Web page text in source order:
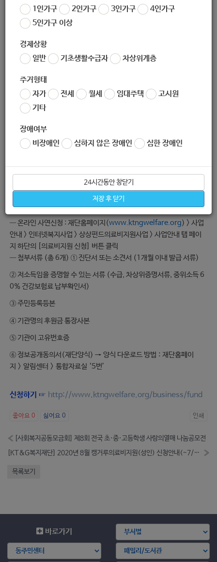
1인가구
2인가구 3인가구
4인가구
5인가구 이상
경제상황
일반
기초생활수급자 차상위계층
주거형태
자가
전세 월세 임대주택
고시원
기타
장애여부
비장애인
심하지 않은 장애인 심한 장애인
24시간동안 창닫기
저장 후 닫기
연중상시 진행
급,일반저소득) 아동·청소년
· 지원내용: 치료비·수술비·재활치료비·보장구 구입 등 의료에 관해 병
명 제한 없음. (단, 간병비 제외)
대 500만원 지원
· 선정발표: 2020년 7월 마지막주 중 발표
· 지원시기: KT&G 임직원 사회공헌 포털모금(2020/8/21~2020/
9/22) 후
2020년 9월 마지막주 중 기관 후원금 통장으로 입금
― 온라인 사연신청 : 재단홈페이지(www.ktngwelfare.org) > 사업
안내 > 인터넷복지사업 > 상상펀드의료비지원사업 > 사업안내 탭 페이
지 하단의 [의료비지원 신청] 버튼 클릭
― 첨부서류 (총 6개) ① 진단서 또는 소견서 (1개월 이내 발급 서류)
② 저소득임을 증명할 수 있는 서류 (수급, 차상위증명서류, 중위소득 6
0% 건강보험료 납부확인서)
③ 주민등록등본
④ 기관명의 후원금 통장사본
⑤ 기관이 고유번호증
⑥ 정보공개동의서(재단양식) → 양식 다운로드 방법 : 재단홈페이
지 > 알림센터 > 통합자료실 ‘5번’
신청하기 ☞ http://www.ktngwelfare.org/business/fund
좋아요 0 싫어요 0 인쇄
« [사회복지공동모금회] 제8회 전국 초·중·고등학생 사랑의열매 나눔공모전
[KT&G복지재단] 2020년 8월 캥거루의료비지원(성인) 신청안내(~7/20)
»
목록보기
바로가기